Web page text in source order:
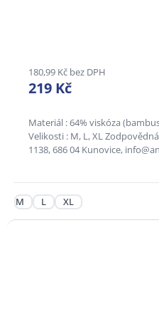
180,99 Kč bez DPH
219 Kč
Materiál : 64% viskóza
Velikosti : M, L, XL
1138, 686 04 Kunovice,
M L XL